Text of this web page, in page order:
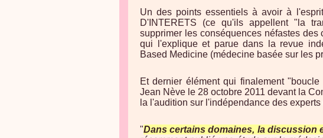
Un des points essentiels à avoir à
D'INTERETS (ce qu'ils appellent "la
supprimer les conséquences néfastes des
qui l'explique et parue dans la revue
Based Medicine (médecine basée sur les
Et dernier élément qui finalement
Jean Nève le 28 octobre 2011 devant la
la l'audition sur l'indépendance des experts
"Dans certains domaines, la discussion